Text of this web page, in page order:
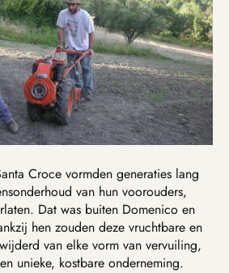
Croce vormden generaties lang
van hun voorouders,
Dat was buiten Domenico en
hen zouden deze vruchtbare en
van elke vorm van vervuiling,
unieke, kostbare onderneming.